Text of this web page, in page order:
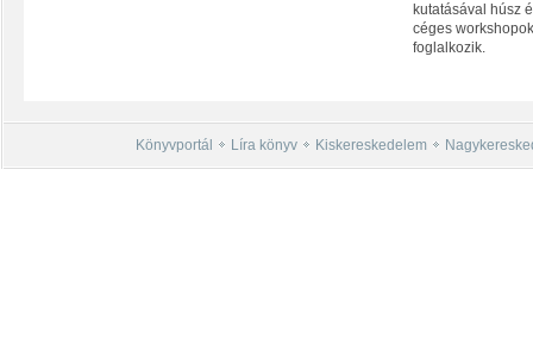
kutatásával húsz
céges
foglalkozik.
Könyvportál Líra könyv Kiskereskedelem